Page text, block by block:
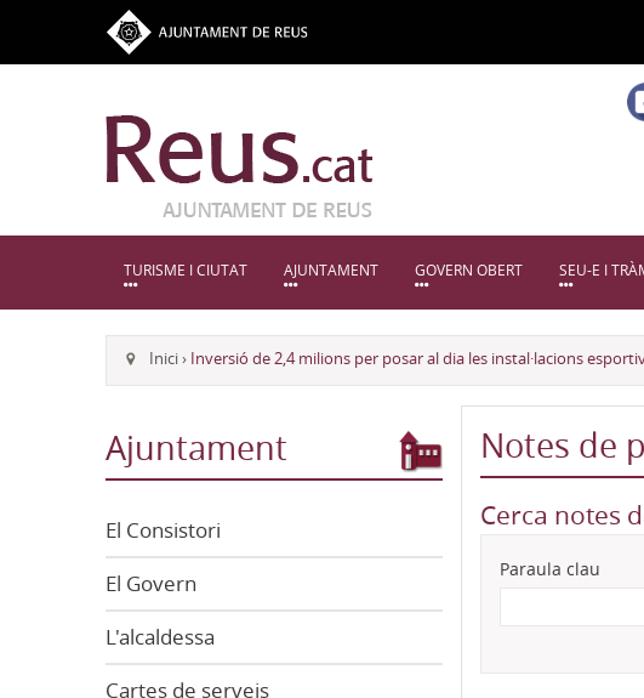
TURISME I CIUTAT AJUNTAMENT GOVERN OBERT SEU-E I
Inici› Inversió de 2,4 milions per posar al dia les instal·lacions
Ajuntament
El Consistori
El Govern
L'alcaldessa
Cartes de serveis
Notes de
Cerca notes
Paraula clau